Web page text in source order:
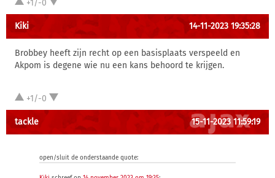
+1/-0
Kiki 14-11-2023 19:35:28
Brobbey heeft zijn recht op een basisplaats verspeeld en
Akpom is degene wie nu een kans behoord te krijgen.
+1/-0
tackle 15-11-2023 11:59:19
open/sluit de onderstaande quote: